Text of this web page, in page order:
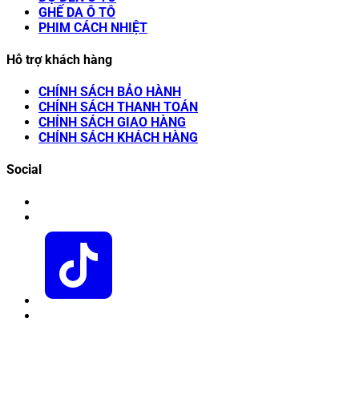
GHẾ DA Ô TÔ
PHIM CÁCH NHIỆT
Hỗ trợ khách hàng
CHÍNH SÁCH BẢO HÀNH
CHÍNH SÁCH THANH TOÁN
CHÍNH SÁCH GIAO HÀNG
CHÍNH SÁCH KHÁCH HÀNG
Social